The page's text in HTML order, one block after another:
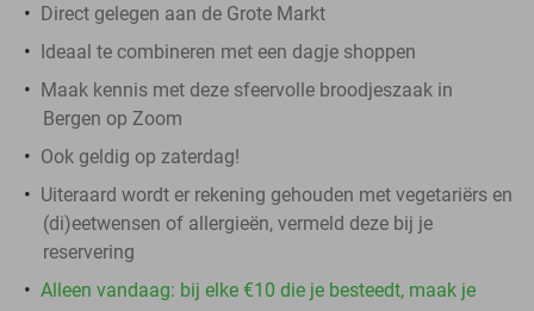
Direct gelegen aan de Grote Markt
Ideaal te combineren met een dagje shoppen
Maak kennis met deze sfeervolle broodjeszaak in
Bergen op Zoom
Ook geldig op zaterdag!
Uiteraard wordt er rekening gehouden met vegetariërs en
(di)eetwensen of allergieën, vermeld deze bij je
reservering
Alleen vandaag: bij elke €10 die je besteedt, maak je